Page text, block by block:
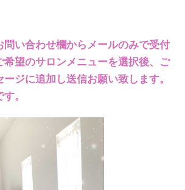
問い合わせ欄からメールのみで受付
希望のサロンメニューを選択後、ご
ジに追加し送信お願い致します。
。